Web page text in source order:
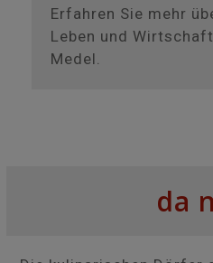
Erfahren Sie mehr
Leben und
Medel.
da